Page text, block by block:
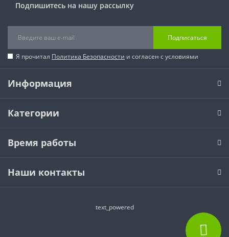
Подпишитесь на нашу рассылку
Подписаться
Я прочитал Политика Безопасности и согласен с условиями
Информация
Категории
Время работы
Наши контакты
text_powered